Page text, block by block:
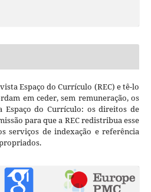
Espaço do Currículo (REC) e tê-lo
em ceder, sem remuneração, os
Espaço do Currículo: os direitos de
para que a REC redistribua esse
serviços de indexação e referência